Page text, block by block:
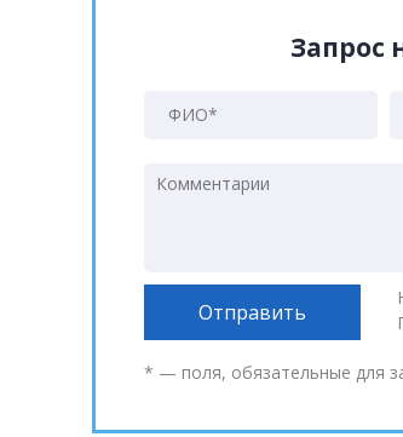
Запрос
* — поля, обязательные для